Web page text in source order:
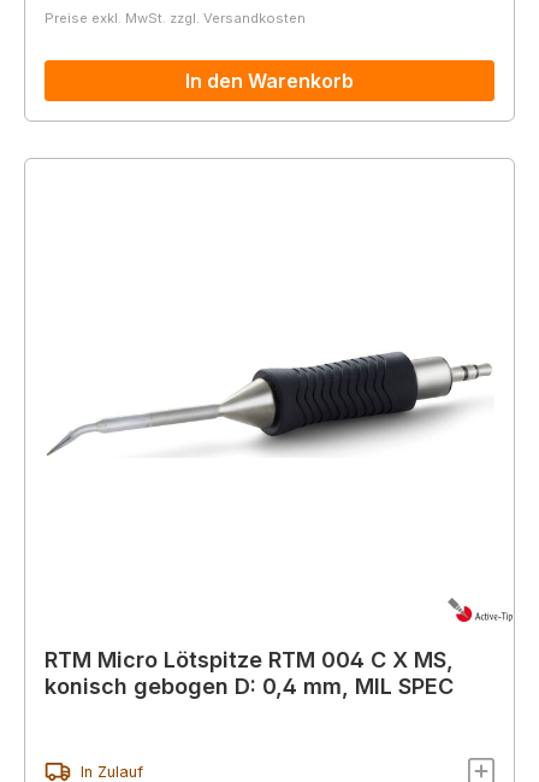
Preise exkl. MwSt. zzgl. Versandkosten
In den Warenkorb
RTM Micro Lötspitze RTM 004 C X MS,
konisch gebogen D: 0,4 mm, MIL SPEC
In Zulauf